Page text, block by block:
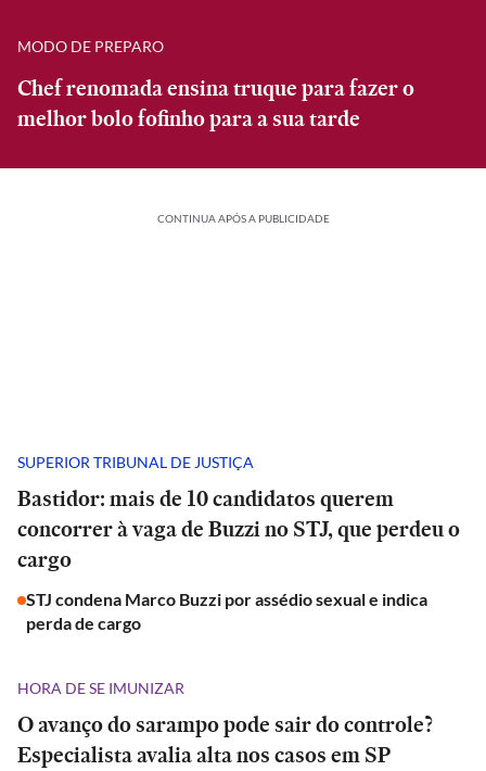
MODO DE PREPARO
Chef renomada ensina truque para fazer o
melhor bolo fofinho para a sua tarde
CONTINUA APÓS A PUBLICIDADE
SUPERIOR TRIBUNAL DE JUSTIÇA
Bastidor: mais de 10 candidatos querem
concorrer à vaga de Buzzi no STJ, que perdeu o
cargo
STJ condena Marco Buzzi por assédio sexual e indica
perda de cargo
HORA DE SE IMUNIZAR
O avanço do sarampo pode sair do controle?
Especialista avalia alta nos casos em SP